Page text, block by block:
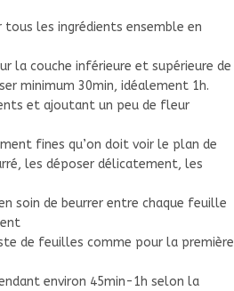
les ingrédients ensemble en
la couche inférieure et supérieure de
minimum 30min, idéalement 1h.
et ajoutant un peu de fleur
fines qu’on doit voir le plan de
les déposer délicatement, les
soin de beurrer entre chaque feuille
de feuilles comme pour la première
environ 45min-1h selon la